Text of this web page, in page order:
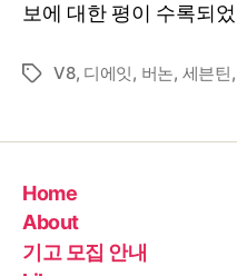
보에 대한 평이 수록되
TagsV8, 디에잇, 버논, 세븐틴,
Home
About
기고 모집 안내